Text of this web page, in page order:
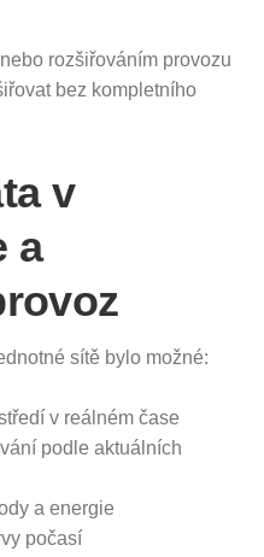
rozšiřováním provozu
bez kompletního
v
a
sítě bylo možné:
v reálném čase
podle aktuálních
a energie
počasí